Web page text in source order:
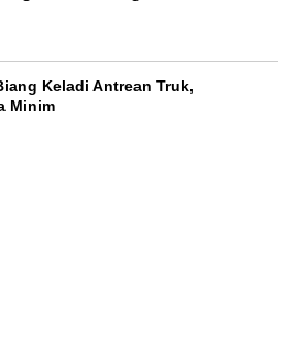
Keladi Antrean Truk,
Minim